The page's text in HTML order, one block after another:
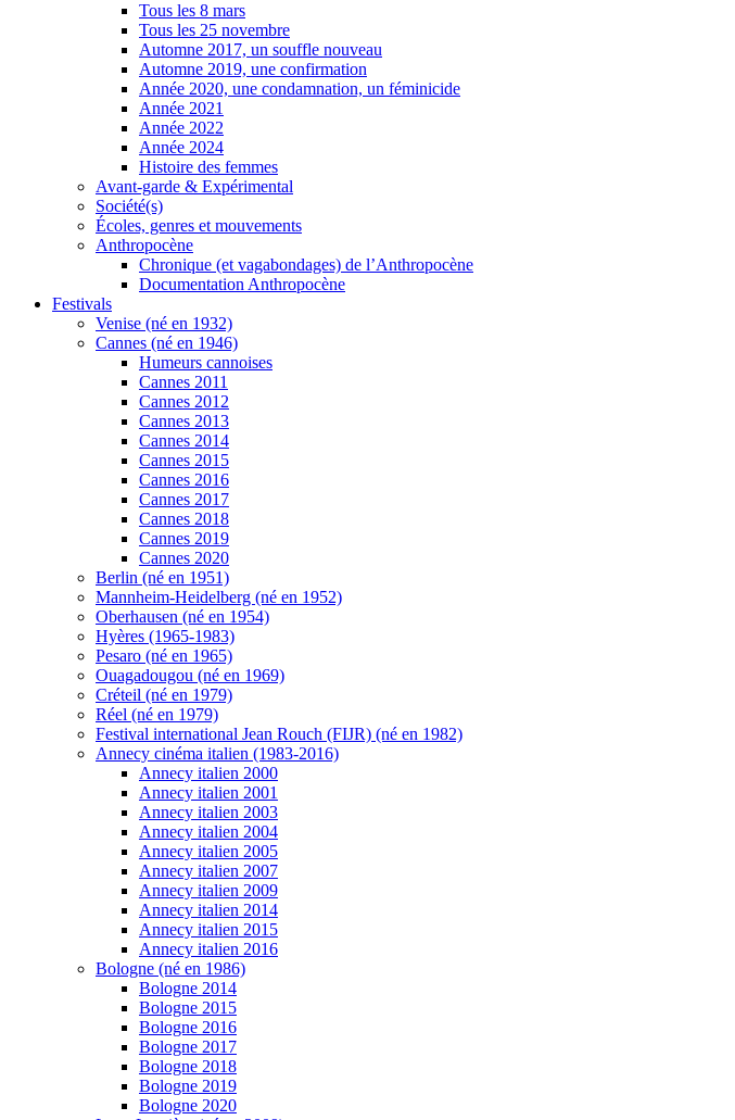
Tous les 8 mars
Tous les 25 novembre
Automne 2017, un souffle nouveau
Automne 2019, une confirmation
Année 2020, une condamnation, un féminicide
Année 2021
Année 2022
Année 2024
Histoire des femmes
Avant-garde & Expérimental
Société(s)
Écoles, genres et mouvements
Anthropocène
Chronique (et vagabondages) de l’Anthropocène
Documentation Anthropocène
Festivals
Venise (né en 1932)
Cannes (né en 1946)
Humeurs cannoises
Cannes 2011
Cannes 2012
Cannes 2013
Cannes 2014
Cannes 2015
Cannes 2016
Cannes 2017
Cannes 2018
Cannes 2019
Cannes 2020
Berlin (né en 1951)
Mannheim-Heidelberg (né en 1952)
Oberhausen (né en 1954)
Hyères (1965-1983)
Pesaro (né en 1965)
Ouagadougou (né en 1969)
Créteil (né en 1979)
Réel (né en 1979)
Festival international Jean Rouch (FIJR) (né en 1982)
Annecy cinéma italien (1983-2016)
Annecy italien 2000
Annecy italien 2001
Annecy italien 2003
Annecy italien 2004
Annecy italien 2005
Annecy italien 2007
Annecy italien 2009
Annecy italien 2014
Annecy italien 2015
Annecy italien 2016
Bologne (né en 1986)
Bologne 2014
Bologne 2015
Bologne 2016
Bologne 2017
Bologne 2018
Bologne 2019
Bologne 2020